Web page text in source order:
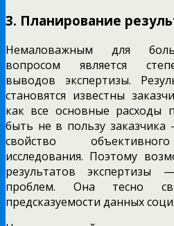
3. Планирование
Немаловажным для
вопросом является
выводов экспертизы.
становятся известны
как все основные расходы
быть не в пользу заказчика
свойство
исследования. Поэтому
результатов
проблем. Она тесно
предсказуемости данных